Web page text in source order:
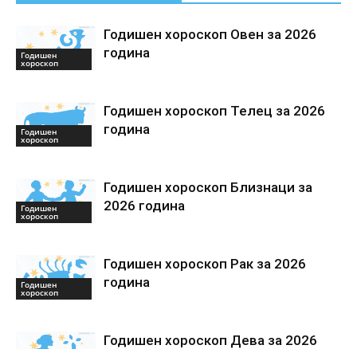
Годишен
хороскоп
Годишен хороскоп Овен за 2026
година
Годишен
хороскоп
Годишен хороскоп Телец за 2026
година
Годишен
хороскоп
Годишен хороскоп Близнаци за
2026 година
Годишен
хороскоп
Годишен хороскоп Рак за 2026
година
Годишен хороскоп Дева за 2026